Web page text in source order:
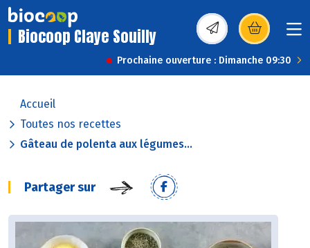
Biocoop Claye Souilly (s’ouvre dans une
Prochaine ouverture : Dimanche 09:30
Accueil
Toutes nos recettes
Gâteau de polenta aux légumes...
Partager sur